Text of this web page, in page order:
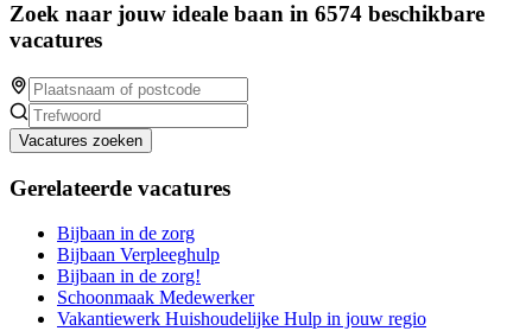
Zoek naar jouw ideale baan in 6574 beschikbare
vacatures
Vacatures zoeken
Gerelateerde vacatures
Bijbaan in de zorg
Bijbaan Verpleeghulp
Bijbaan in de zorg!
Schoonmaak Medewerker
Vakantiewerk Huishoudelijke Hulp in jouw regio